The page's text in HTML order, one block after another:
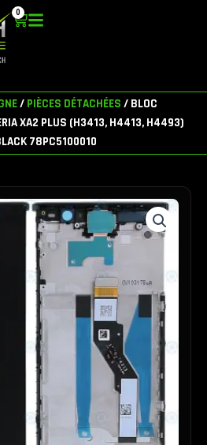
0
Panier
/ PIÈCES DÉTACHÉES / BLOC
XA2 PLUS (H3413, H4413, H4493)
78PC5100010